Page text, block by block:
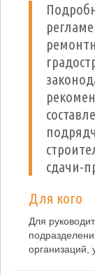
сдачи-
Для кого
Для
организаций,